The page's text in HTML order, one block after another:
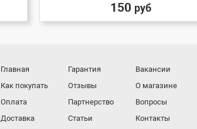
150 руб
Главная
Как покупать
Оплата
Доставка
Гарантия
Отзывы
Партнерство
Статьи
Вакансии
О магазине
Вопросы
Контакты